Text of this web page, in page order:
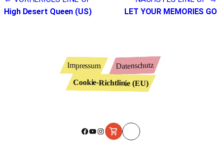
High Desert Queen (US)
LET YOUR MEMORIES GO
Impressum Datenschutz
Cookie-Richtlinie (EU)
Facebook
YouTube
Instagram